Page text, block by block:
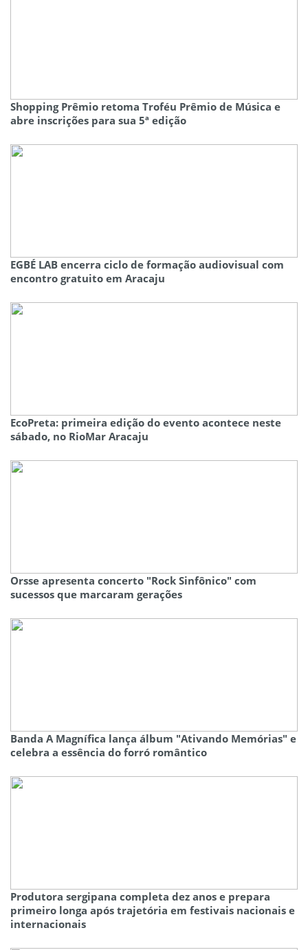
Shopping Prêmio retoma Troféu Prêmio de Música e
abre inscrições para sua 5ª edição
EGBÉ LAB encerra ciclo de formação audiovisual com
encontro gratuito em Aracaju
EcoPreta: primeira edição do evento acontece neste
sábado, no RioMar Aracaju
Orsse apresenta concerto "Rock Sinfônico" com
sucessos que marcaram gerações
Banda A Magnífica lança álbum "Ativando Memórias" e
celebra a essência do forró romântico
Produtora sergipana completa dez anos e prepara
primeiro longa após trajetória em festivais nacionais e
internacionais